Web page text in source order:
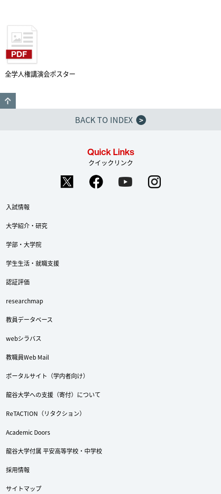
全学人権講演会ポスター
BACK TO INDEX
>
Quick Links
クイックリンク
入試情報
大学紹介・研究
学部・大学院
学生生活・就職支援
認証評価
researchmap
教員データベース
webシラバス
教職員Web Mail
ポータルサイト（学内者向け）
龍谷大学への支援（寄付）について
ReTACTION（リタクション）
Academic Doors
龍谷大学付属 平安高等学校・中学校
採用情報
サイトマップ